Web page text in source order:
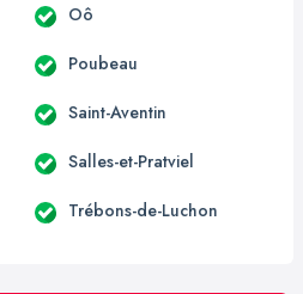
Oô
Poubeau
Saint-Aventin
Salles-et-Pratviel
Trébons-de-Luchon